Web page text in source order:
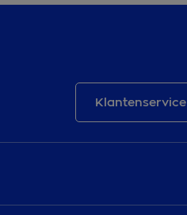
Klantenservice